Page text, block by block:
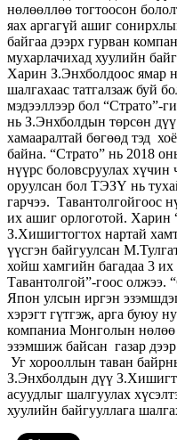
нөлөөллөө тогтоосон
яах аргагүй ашиг
байгаа дээрх гурван
мухарлачихад хуулийн
Харин З.Энхболдоос ямар
шалгахаас татгалзаж буй
мэдээллээр бол “Страто”-
нь З.Энхболдын төрсөн
хамааралтай бөгөөд тэд
байна. “Страто” нь 2018
нүүрс боловсруулах хүчин
оруулсан бол ТЭЗҮ нь
гарчээ. Тавантолгойгоос
их ашиг орлоготой.
З.Хишигтогтох нартай
үүсгэн байгуулсан
хойш хамгийн багадаа 3
Тавантолгой”-гоос олжээ.
Япон улсын иргэн
хэрэгт гүтгэж, арга буюу
компаниа Монголын нөлөө
эзэмшиж байсан газар
Уг хорооллын таван
З.Энхболдын дүү
асуудлыг шалгуулах
хуулийн байгууллага